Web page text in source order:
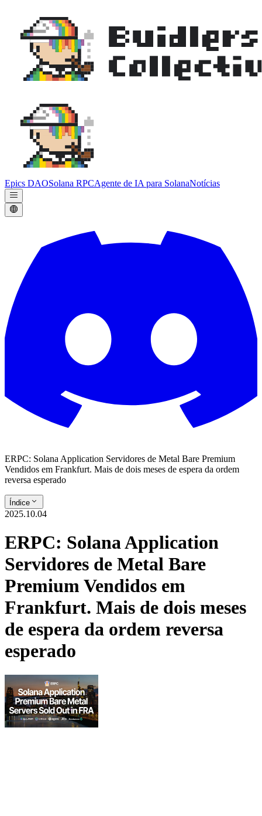
Epics DAOSolana RPCAgente de IA para SolanaNotícias
ERPC: Solana Application Servidores de Metal Bare Premium
Vendidos em Frankfurt. Mais de dois meses de espera da ordem
reversa esperado
Índice
2025.10.04
ERPC: Solana Application
Servidores de Metal Bare
Premium Vendidos em
Frankfurt. Mais de dois meses
de espera da ordem reversa
esperado